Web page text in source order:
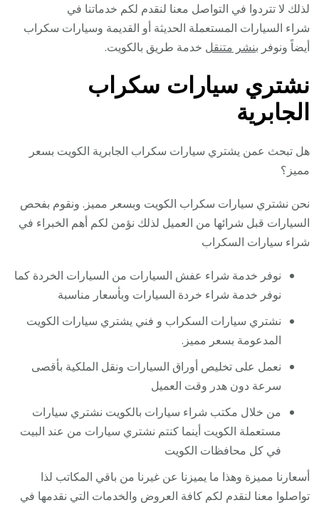
لذلك لا تتردوا في التواصل معنا لنقدم لكم خدماتنا في
شراء السيارات المستعملة الحديثة أو القديمة وسيارات سكراب
أيضاً ونوفر بنشر متنقل خدمة طريق بالكويت.
نشتري سيارات سكراب
الجابرية
هل تبحث عمن يشتري سيارات سكراب الجابرية الكويت بسعر
مميز؟
نحن نشتري سيارات سكراب الكويت وبسعر مميز. ونقوم بفحص
السيارات قبل شرائها من العميل لذلك نؤمن لكم أهم الخبراء في
شراء سيارات السكراب
نوفر خدمة شراء عفش السيارات من السيارات الخردة كما
نوفر خدمة شراء خردة السيارات وبأسعار مناسبة
نشتري سيارات السكراب و فني يشتري سيارات الكويت
المدعومة بسعر مميز.
نعمل على تخليص أوراق السيارات ونقل الملكية بأقصى
سرعة دون هدر وقت العميل
من خلال مكتب شراء سيارات بالكويت نشتري سيارات
مستعملة الكويت أينما كنتم نشتري سيارات من عند البيت
في كل محافظات الكويت
أسعارنا مميزة وهذا ما يميزنا عن غيرنا من باقي المكاتب لذا
تواصلوا معنا لنقدم لكم كافة العروض والخدمات التي نقدمها في